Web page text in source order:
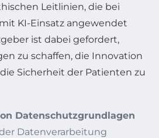
Leitlinien, die bei
KI-Einsatz angewendet
ist dabei gefordert,
zu schaffen, die Innovation
Sicherheit der Patienten zu
Datenschutzgrundlagen
Datenverarbeitung